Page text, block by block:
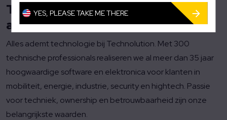
Typisch Technolution &
arbeidsvoorwaarden
Alles ademt technologie bij Technolution. Met 300
technische professionals realiseren we al meer dan 35 jaar
hoogwaardige software en elektronica voor klanten in
mobiliteit, energie, industrie, security en hightech. Passie
voor techniek, ownership en betrouwbaarheid zijn onze
belangrijkste waarden.
YES, PLEASE TAKE ME THERE